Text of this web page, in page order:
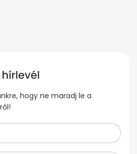
hogy ne maradj le a